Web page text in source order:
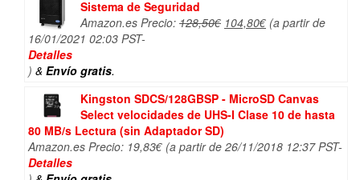
Sistema de Seguridad
Amazon.es Precio: 128,50€ El
104,80€El(a partir de
16/01/2021 02:03 PST-
Detalles
) & Envío gratis.
Kingston SDCS/128GBSP - MicroSD Canvas
Select velocidades de UHS-I Clase 10 de hasta
80 MB/s Lectura (sin Adaptador SD)
Amazon.es Precio: 19,83€ (a partir de 26/11/2018 12:37 PST-
Detalles